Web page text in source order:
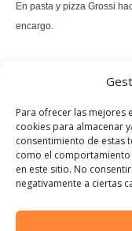
Para ofrecer las mejores
cookies para almacenar
consentimiento de estas
como el
en este sitio. No
negativamente a ciertas
En pasta y pizza Grossi
encargo.
es un
Instagram
Facebook
Dirección:
Calle Manuel